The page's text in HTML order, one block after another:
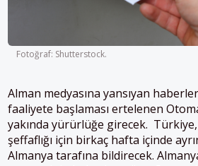
Fotoğraf: Shutterstock.
Alman medyasına yansıyan
faaliyete başlaması ertelenen
yakında yürürlüğe girecek.
şeffaflığı için birkaç hafta içinde
Almanya tarafına bildirecek.